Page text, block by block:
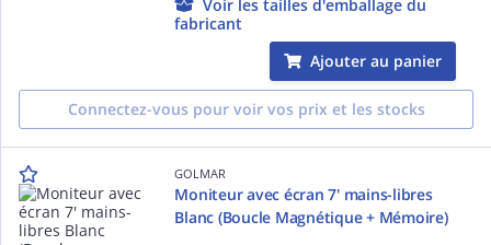
Voir les tailles d'emballage du
fabricant
Ajouter au panier
Connectez-vous pour voir vos prix et les stocks
GOLMAR
Moniteur avec écran 7' mains-libres
Blanc (Boucle Magnétique + Mémoire)